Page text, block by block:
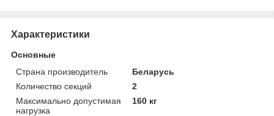
Характеристики
Основные
Страна производитель
Беларусь
Количество секций
2
Максимально допустимая
нагрузка
160 кг